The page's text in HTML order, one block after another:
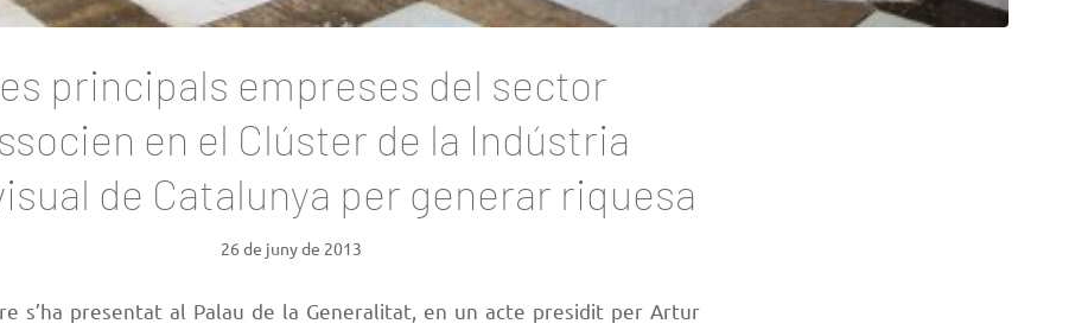
principals empreses del sector
en el Clúster de la Indústria
de Catalunya per generar riquesa
26 de juny de 2013
s’ha presentat al Palau de la Generalitat, en un acte presidit per Artur